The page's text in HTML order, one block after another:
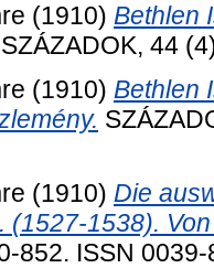
(1910) Bethlen
SZÁZADOK, 44
(1910) Bethlen
(1910) Die
(1527-1538).
852. ISSN